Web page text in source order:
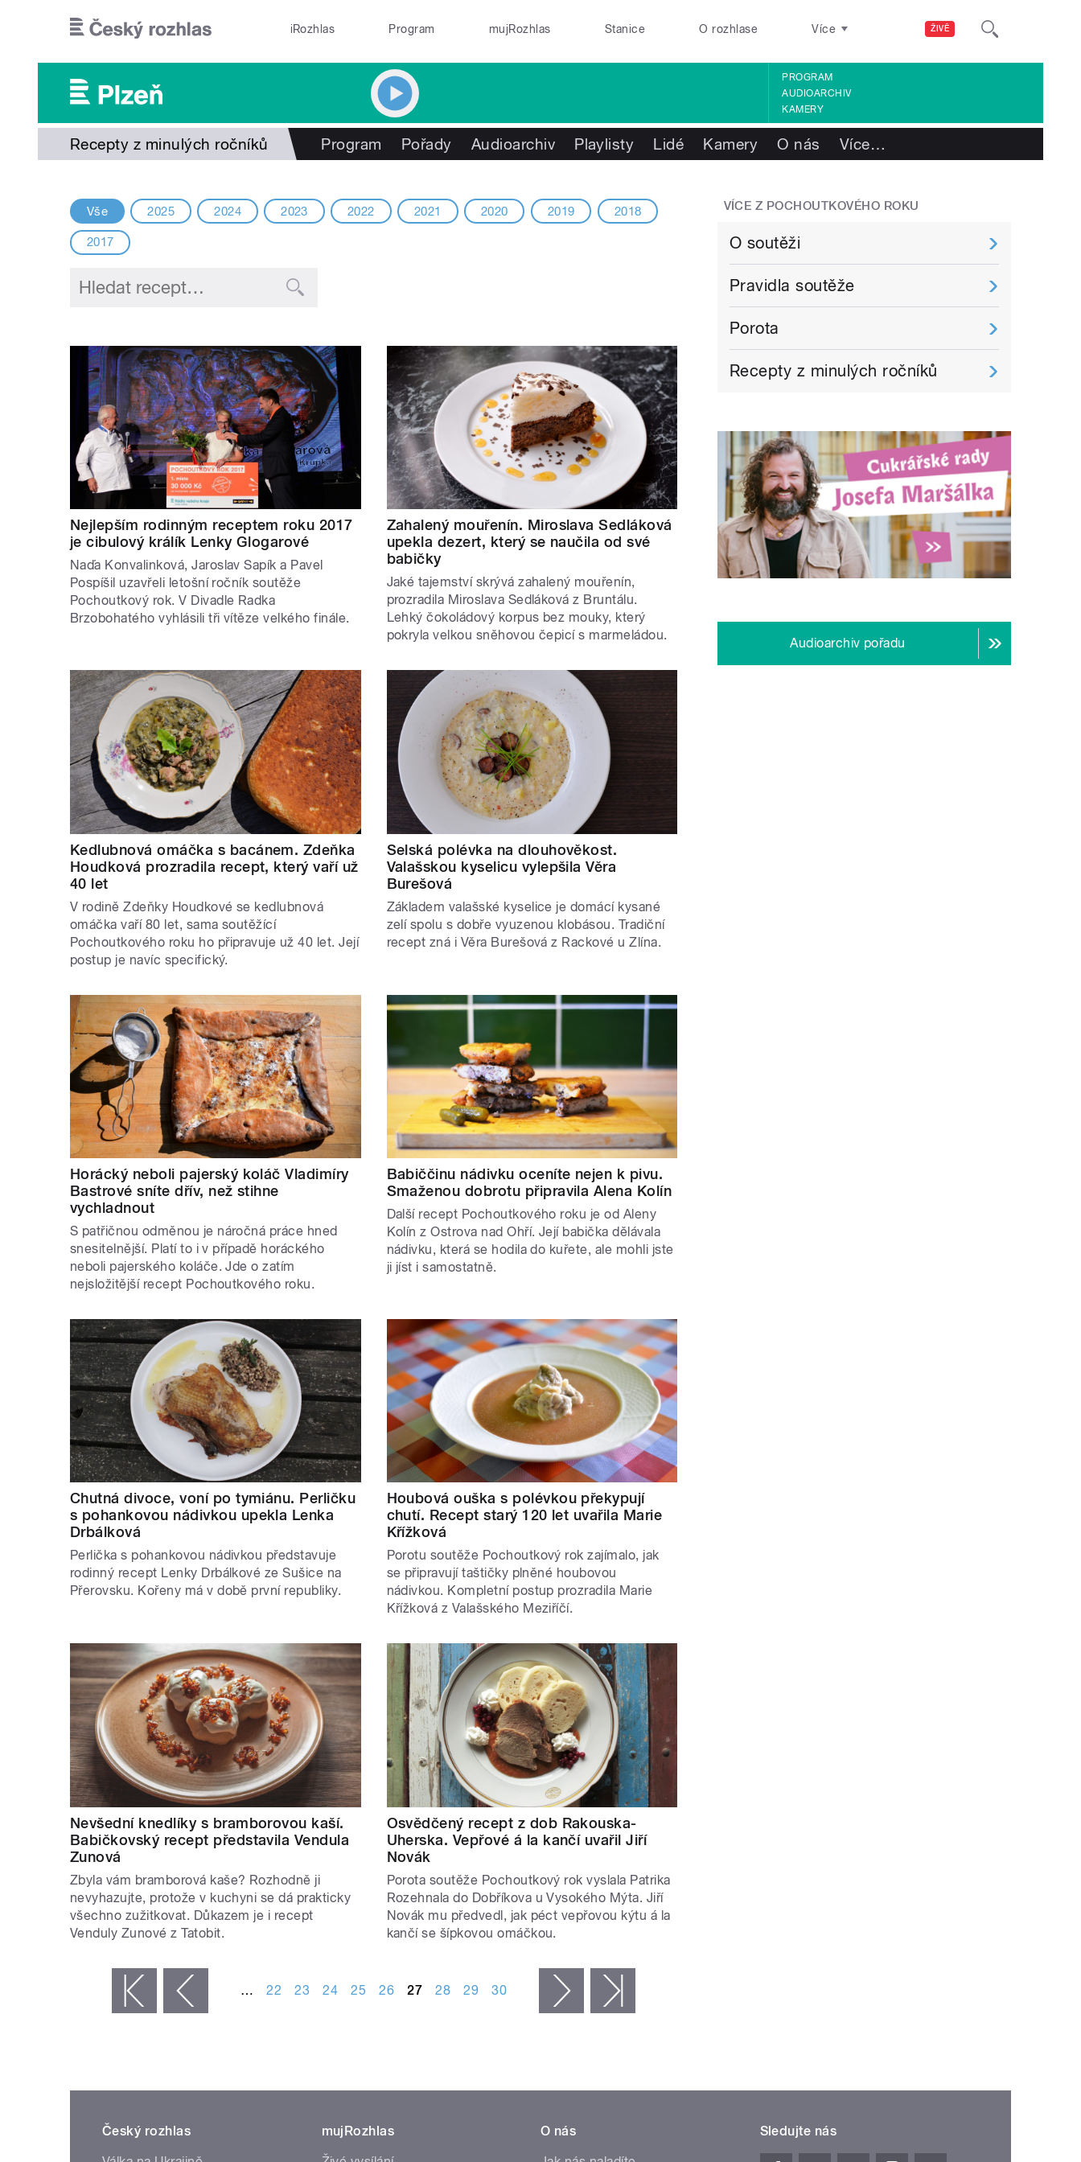
ŽIVĚ
iRozhlas Program mujRozhlas Stanice O rozhlase Více
PROGRAM
AUDIOARCHIV
KAMERY
Recepty z minulých ročníků Program Pořady Audioarchiv Playlisty Lidé Kamery O nás Více…
Vše 2025 2024 2023 2022 2021 2020 2019 2018
2017
Nejlepším rodinným receptem roku 2017
je cibulový králík Lenky Glogarové
Naďa Konvalinková, Jaroslav Sapík a Pavel
Pospíšil uzavřeli letošní ročník soutěže
Pochoutkový rok. V Divadle Radka
Brzobohatého vyhlásili tři vítěze velkého finále.
Zahalený mouřenín. Miroslava Sedláková
upekla dezert, který se naučila od své
babičky
Jaké tajemství skrývá zahalený mouřenín,
prozradila Miroslava Sedláková z Bruntálu.
Lehký čokoládový korpus bez mouky, který
pokryla velkou sněhovou čepicí s marmeládou.
Kedlubnová omáčka s bacánem. Zdeňka
Houdková prozradila recept, který vaří už
40 let
V rodině Zdeňky Houdkové se kedlubnová
omáčka vaří 80 let, sama soutěžící
Pochoutkového roku ho připravuje už 40 let. Její
postup je navíc specifický.
Selská polévka na dlouhověkost.
Valašskou kyselicu vylepšila Věra
Burešová
Základem valašské kyselice je domácí kysané
zelí spolu s dobře vyuzenou klobásou. Tradiční
recept zná i Věra Burešová z Rackové u Zlína.
Horácký neboli pajerský koláč Vladimíry
Bastrové sníte dřív, než stihne
vychladnout
S patřičnou odměnou je náročná práce hned
snesitelnější. Platí to i v případě horáckého
neboli pajerského koláče. Jde o zatím
nejsložitější recept Pochoutkového roku.
Babiččinu nádivku oceníte nejen k pivu.
Smaženou dobrotu připravila Alena Kolín
Další recept Pochoutkového roku je od Aleny
Kolín z Ostrova nad Ohří. Její babička dělávala
nádivku, která se hodila do kuřete, ale mohli jste
ji jíst i samostatně.
Chutná divoce, voní po tymiánu. Perličku
s pohankovou nádivkou upekla Lenka
Drbálková
Perlička s pohankovou nádivkou představuje
rodinný recept Lenky Drbálkové ze Sušice na
Přerovsku. Kořeny má v době první republiky.
Houbová ouška s polévkou překypují
chutí. Recept starý 120 let uvařila Marie
Křížková
Porotu soutěže Pochoutkový rok zajímalo, jak
se připravují taštičky plněné houbovou
nádivkou. Kompletní postup prozradila Marie
Křížková z Valašského Meziříčí.
Nevšední knedlíky s bramborovou kaší.
Babičkovský recept představila Vendula
Zunová
Zbyla vám bramborová kaše? Rozhodně ji
nevyhazujte, protože v kuchyni se dá prakticky
všechno zužitkovat. Důkazem je i recept
Venduly Zunové z Tatobit.
Osvědčený recept z dob Rakouska-
Uherska. Vepřové á la kančí uvařil Jiří
Novák
Porota soutěže Pochoutkový rok vyslala Patrika
Rozehnala do Dobříkova u Vysokého Mýta. Jiří
Novák mu předvedl, jak péct vepřovou kýtu á la
kančí se šípkovou omáčkou.
‹ předchozí … 22 23 24 25 26 27 28 29 30 následující ›
VÍCE Z POCHOUTKOVÉHO ROKU
O soutěži
Pravidla soutěže
Porota
Recepty z minulých ročníků
Audioarchiv pořadu
Český rozhlas
mujRozhlas
O nás
Sledujte nás